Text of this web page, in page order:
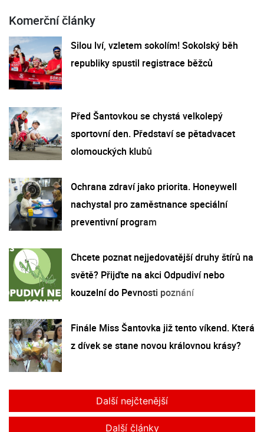
Komerční články
Silou lví, vzletem sokolím! Sokolský běh
republiky spustil registrace běžců
Před Šantovkou se chystá velkolepý
sportovní den. Představí se pětadvacet
olomouckých klubů
Ochrana zdraví jako priorita. Honeywell
nachystal pro zaměstnance speciální
preventivní program
Chcete poznat nejjedovatější druhy štírů na
světě? Přijďte na akci Odpudiví nebo
kouzelní do Pevnosti poznání
Finále Miss Šantovka již tento víkend. Která
z dívek se stane novou královnou krásy?
Další nejčtenější
Další články